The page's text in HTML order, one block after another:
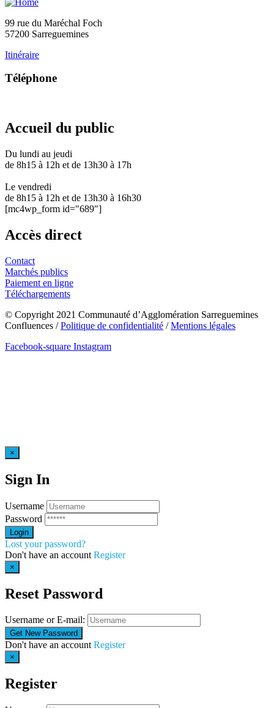
99 rue du Maréchal Foch
57200 Sarreguemines
Itinéraire
Téléphone
Accueil du public
Du lundi au jeudi
de 8h15 à 12h et de 13h30 à 17h
Le vendredi
de 8h15 à 12h et de 13h30 à 16h30
[mc4wp_form id="689"]
Accès direct
Contact
Marchés publics
Paiement en ligne
Téléchargements
© Copyright 2021 Communauté d’Agglomération Sarreguemines
Confluences /Politique de confidentialité /Mentions légales
Facebook-square Instagram
×
Sign In
Username
Password
Lost your password?
Don't have an account Register
×
Reset Password
Username or E-mail:
Don't have an accountRegister
×
Register